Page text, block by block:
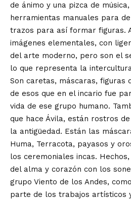
de ánimo y una pizca de
herramientas manuales para
trazos para así formar figuras.
imágenes elementales, con
del arte moderno, pero son el
lo que representa la
Son caretas, máscaras, figuras
de esos que en el incario fue
vida de ese grupo humano.
que hace Ávila, están rostros
la antigüedad. Están las
Huma, Terracota, payasos y
los ceremoniales incas.
del alma y corazón con los
grupo Viento de los Andes,
parte de los trabajos artísticos